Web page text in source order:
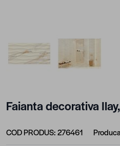
View larger imageView larger
Faianta decorativa
COD PRODUS:276461